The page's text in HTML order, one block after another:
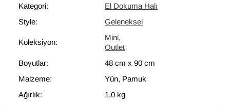
ortaya çıkartır.
48 cm x 90 cm
ölçülerinde olan bu halı, pamuktan üzerine yün
Kategori:
El Dokuma Halı
Style:
Geleneksel
Koleksiyon:
Mini,
Outlet
Boyutlar:
48 cm x 90 cm
Malzeme:
Yün, Pamuk
Ağırlık:
1,0 kg